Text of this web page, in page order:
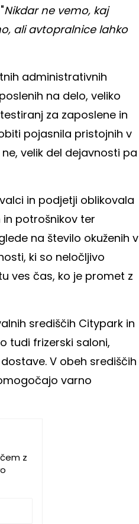
Nikdar ne vemo, kaj
ali avtopralnice lahko
administrativnih
na delo, veliko
za zaposlene in
pojasnila pristojnih v
velik del dejavnosti pa
in podjetji oblikovala
potrošnikov ter
na število okuženih v
ki so neločljivo
ves čas, ko je promet z
središčih Citypark in
tudi frizerski saloni,
V obeh središčih
varno
z